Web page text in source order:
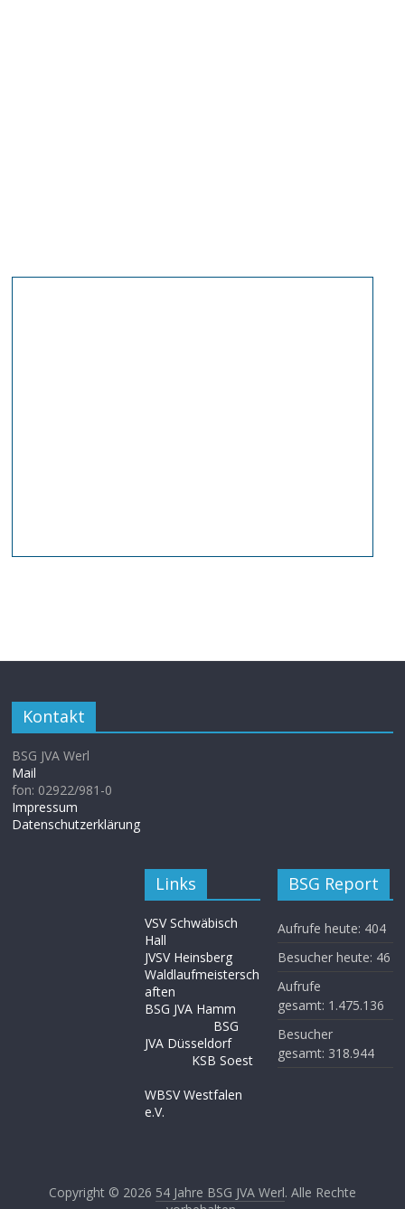
Kontakt
BSG JVA Werl
Mail
fon: 02922/981-0
Impressum
Datenschutzerklärung
Links
VSV Schwäbisch
Hall
JVSV Heinsberg
Waldlaufmeistersch
aften
BSG JVA Hamm
BSG
JVA Düsseldorf
KSB Soest
WBSV Westfalen
e.V.
BSG Report
Aufrufe heute: 404
Besucher heute: 46
Aufrufe
gesamt: 1.475.136
Besucher
gesamt: 318.944
Copyright © 2026 54 Jahre BSG JVA Werl. Alle Rechte